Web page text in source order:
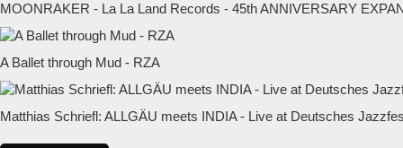
MOONRAKER - La La Land Records - 45th ANNIVERSARY
A Ballet through Mud - RZA
Matthias Schriefl: ALLGÄU meets INDIA - Live at Deutsches